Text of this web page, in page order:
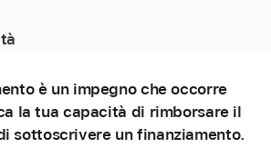
è un impegno che occorre
la tua capacità di rimborsare il
sottoscrivere un finanziamento.